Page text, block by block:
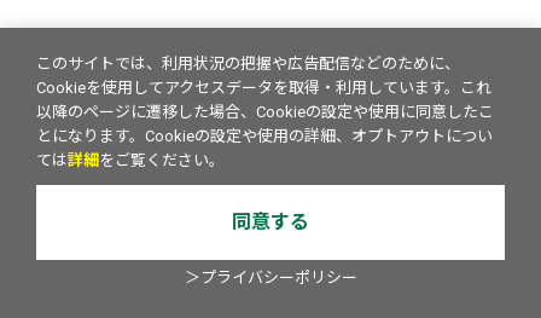
このサイトでは、利用状況の把握や広告配信などのために、
Cookieを使用してアクセスデータを取得・利用しています。これ
以降のページに遷移した場合、Cookieの設定や使用に同意したこ
とになります。Cookieの設定や使用の詳細、オプトアウトについ
ては詳細 をご覧ください。
同意する
＞プライバシーポリシー